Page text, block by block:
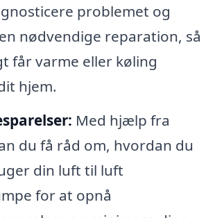
problemet og
nødvendige reparation, så
får varme eller køling
hjem.
Med hjælp fra
du få råd om, hvordan du
din luft til luft
for at opnå